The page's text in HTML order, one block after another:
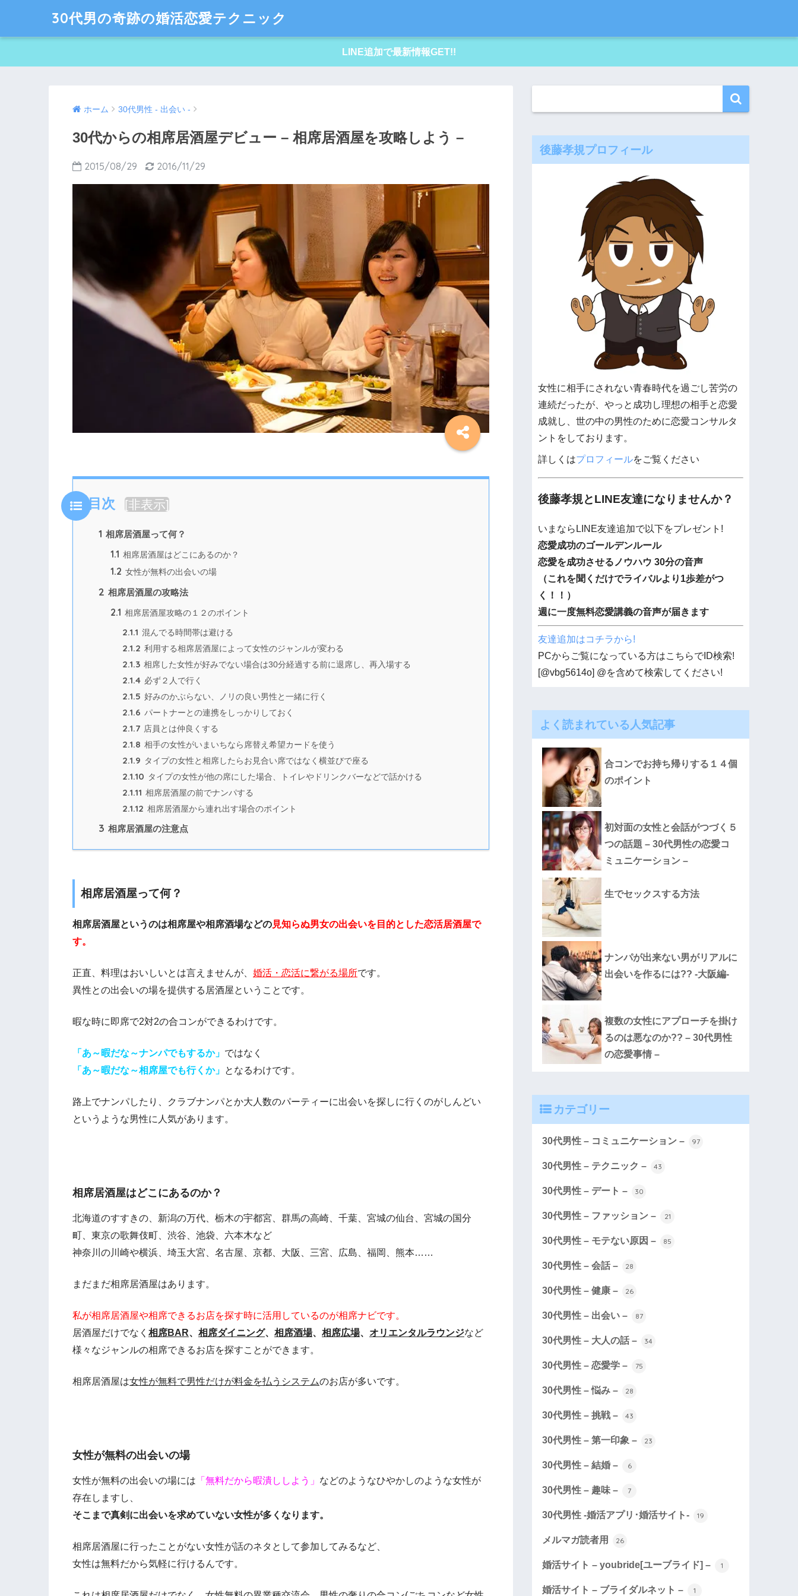
30代男の奇跡の婚活恋愛テクニック
LINE追加で最新情報GET!!
ホーム 30代男性 - 出会い -
30代からの相席居酒屋デビュー – 相席居酒屋を攻略しよう –
2015/08/29 2016/11/29
目次 [非表示]
1 相席居酒屋って何？
1.1 相席居酒屋はどこにあるのか？
1.2 女性が無料の出会いの場
2 相席居酒屋の攻略法
2.1 相席居酒屋攻略の１２のポイント
2.1.1 混んでる時間帯は避ける
2.1.2 利用する相席居酒屋によって女性のジャンルが変わる
2.1.3 相席した女性が好みでない場合は30分経過する前に退席し、再入場する
2.1.4 必ず２人で行く
2.1.5 好みのかぶらない、ノリの良い男性と一緒に行く
2.1.6 パートナーとの連携をしっかりしておく
2.1.7 店員とは仲良くする
2.1.8 相手の女性がいまいちなら席替え希望カードを使う
2.1.9 タイプの女性と相席したらお見合い席ではなく横並びで座る
2.1.10 タイプの女性が他の席にした場合、トイレやドリンクバーなどで話かける
2.1.11 相席居酒屋の前でナンパする
2.1.12 相席居酒屋から連れ出す場合のポイント
3 相席居酒屋の注意点
相席居酒屋って何？
相席居酒屋というのは相席屋や相席酒場などの見知らぬ男女の出会いを目的とした恋活居酒屋で
す。
正直、料理はおいしいとは言えませんが、 婚活・恋活に繋がる場所です。
異性との出会いの場を提供する居酒屋ということです。
暇な時に即席で2対2の合コンができるわけです。
「あ～暇だな～ナンパでもするか」 ではなく
「あ～暇だな～相席屋でも行くか」 となるわけです。
路上でナンパしたり、クラブナンパとか大人数のパーティーに出会いを探しに行くのがしんどい
というような男性に人気があります。
相席居酒屋はどこにあるのか？
北海道のすすきの、新潟の万代、栃木の宇都宮、群馬の高崎、千葉、宮城の仙台、宮城の国分
町、東京の歌舞伎町、渋谷、池袋、六本木など
神奈川の川崎や横浜、埼玉大宮、名古屋、京都、大阪、三宮、広島、福岡、熊本……
まだまだ相席居酒屋はあります。
私が相席居酒屋や相席できるお店を探す時に活用しているのが相席ナビです。
居酒屋だけでなく 相席BAR、 相席ダイニング、 相席酒場、 相席広場、 オリエンタルラウンジなど
様々なジャンルの相席できるお店を探すことができます。
相席居酒屋は女性が無料で男性だけが料金を払うシステムのお店が多いです。
女性が無料の出会いの場
女性が無料の出会いの場には 「無料だから暇潰ししよう」 などのようなひやかしのような女性が
存在しますし、
そこまで真剣に出会いを求めていない女性が多くなります。
相席居酒屋に行ったことがない女性が話のネタとして参加してみるなど、
女性は無料だから気軽に行けるんです。
後藤孝規プロフィール
女性に相手にされない青春時代を過ごし苦労の
連続だったが、やっと成功し理想の相手と恋愛
成就し、世の中の男性のために恋愛コンサルタ
ントをしております。
詳しくはプロフィールをご覧ください
後藤孝規とLINE友達になりませんか？
いまならLINE友達追加で以下をプレゼント!
恋愛成功のゴールデンルール
恋愛を成功させるノウハウ 30分の音声
（これを聞くだけでライバルより1歩差がつ
く！！）
週に一度無料恋愛講義の音声が届きます
友達追加はコチラから!
PCからご覧になっている方はこちらでID検索!
[@vbg5614o] @を含めて検索してください!
よく読まれている人気記事
合コンでお持ち帰りする１４個
のポイント
初対面の女性と会話がつづく５
つの話題 – 30代男性の恋愛コ
ミュニケーション –
生でセックスする方法
ナンパが出来ない男がリアルに
出会いを作るには?? -大阪編-
複数の女性にアプローチを掛け
るのは悪なのか?? – 30代男性
の恋愛事情 –
カテゴリー
30代男性 – コミュニケーション – 97
30代男性 – テクニック – 43
30代男性 – デート – 30
30代男性 – ファッション – 21
30代男性 – モテない原因 – 85
30代男性 – 会話 – 28
30代男性 – 健康 – 26
30代男性 – 出会い – 87
30代男性 – 大人の話 – 34
30代男性 – 恋愛学 – 75
30代男性 – 悩み – 28
30代男性 – 挑戦 – 43
30代男性 – 第一印象 – 23
30代男性 – 結婚 – 6
30代男性 – 趣味 – 7
30代男性 -婚活アプリ･婚活サイト- 19
メルマガ読者用 26
婚活サイト – youbride[ユーブライド] – 1
婚活サイト – ブライダルネット – 1